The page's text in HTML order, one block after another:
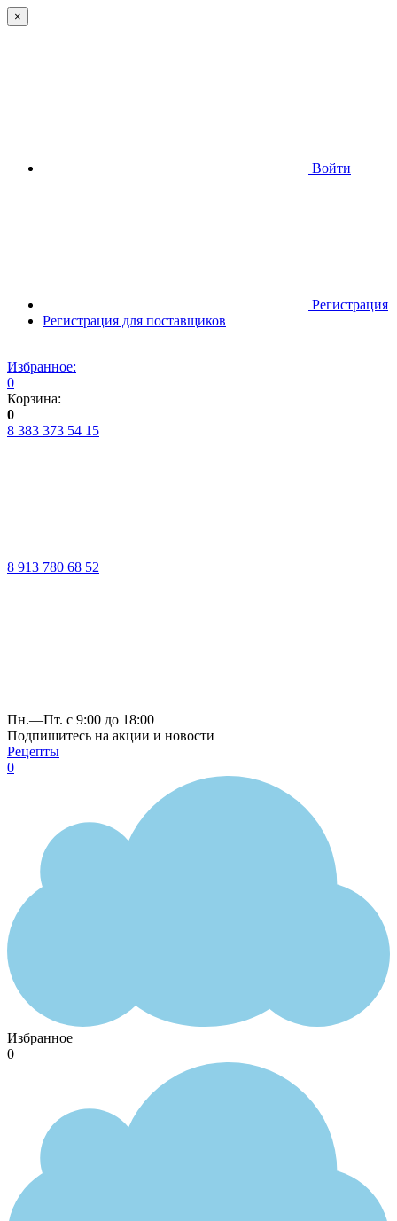
×
Войти
Регистрация
Регистрация для поставщиков
Избранное:
0
Корзина:
0
8 383 373 54 15
8 913 780 68 52
Пн.—Пт. с 9:00 до 18:00
Подпишитесь на акции и новости
Рецепты
0
Избранное
0